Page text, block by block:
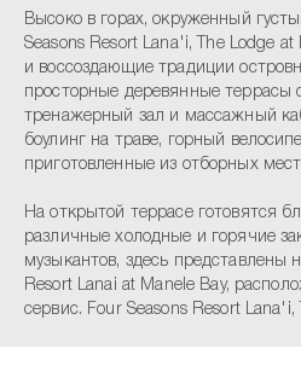
Высоко в горах, окруженный
Seasons Resort Lana'i, The Lodge
и воссоздающие традиции
просторные деревянные
тренажерный зал и массажный
боулинг на траве, горный
приготовленные из отборных
На открытой террасе готовятся
различные холодные и горячие
музыкантов, здесь представлены
Resort Lanai at Manele Bay,
сервис. Four Seasons Resort